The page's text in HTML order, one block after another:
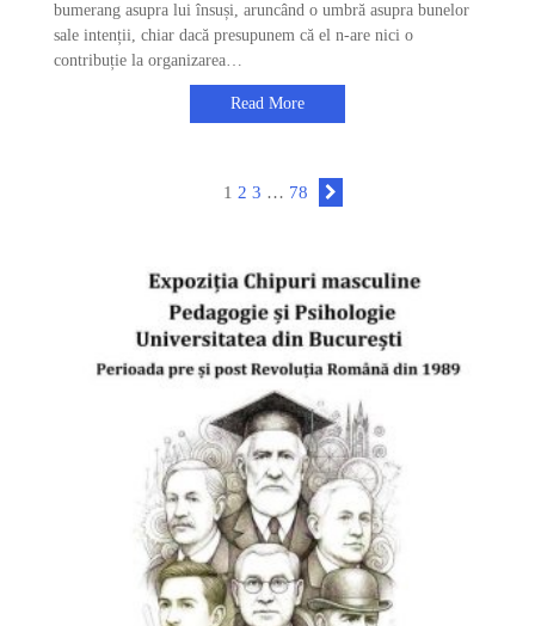
bumerang asupra lui însuși, aruncând o umbră asupra bunelor
sale intenții, chiar dacă presupunem că el n-are nici o
contribuție la organizarea…
Read More
1 2 3 … 78